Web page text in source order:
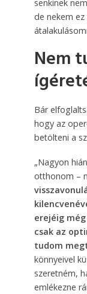
senkinek
de nekem
Nem
Bár
hogy az
betölteni a
„Nagyon
otthonom –
erejéig
csak az
tudom
könnyeivel
szeretném,
emlékezne